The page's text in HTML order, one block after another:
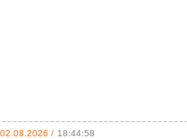
02.08.2026 / 18:44:58